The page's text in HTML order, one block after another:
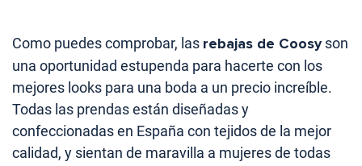
Como puedes comprobar, las rebajas de Coosyson
una oportunidad estupenda para hacerte con los
mejores looks para una boda a un precio increíble.
Todas las prendas están diseñadas y
confeccionadas en España con tejidos de la mejor
calidad, y sientan de maravilla a mujeres de todas